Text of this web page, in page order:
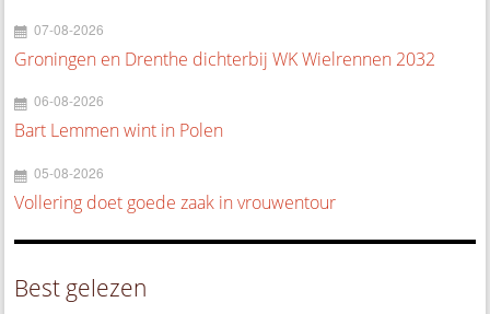
07-08-2026
Groningen en Drenthe dichterbij WK Wielrennen 2032
06-08-2026
Bart Lemmen wint in Polen
05-08-2026
Vollering doet goede zaak in vrouwentour
Best gelezen